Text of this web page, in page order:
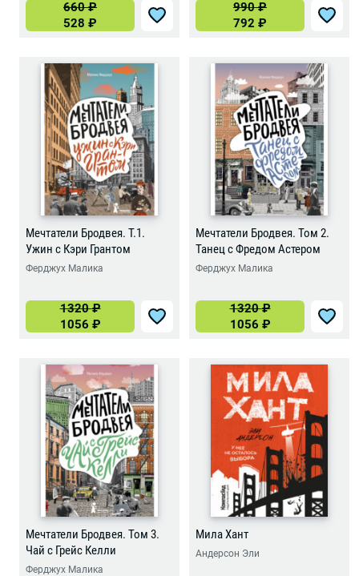
660₽
528 ₽
990₽
792 ₽
Мечтатели Бродвея. Т.1.
Ужин с Кэри Грантом
Ферджух Малика
1320₽
1056 ₽
Мечтатели Бродвея. Том 2.
Танец с Фредом Астером
Ферджух Малика
1320₽
1056 ₽
Мечтатели Бродвея. Том 3.
Чай с Грейс Келли
Ферджух Малика
Мила Хант
Андерсон Эли